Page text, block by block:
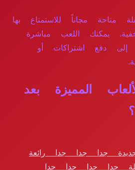
متاحة مجاناً للاستمتاع بها
يمكنك اللعب مباشرة
إلى دفع اشتراكات أو
المميزة بعد
جدا جدا جدا رائعة
جدا جدا جدا جدا